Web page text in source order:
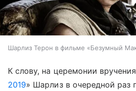
Шарлиз Терон в фильме «Безумный
К слову, на церемонии
2019» Шарлиз в очередной раз